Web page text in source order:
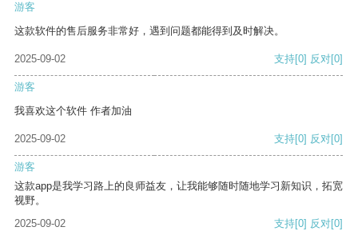
游客
这款软件的售后服务非常好，遇到问题都能得到及时解决。
2025-09-02 支持[0] 反对[0]
游客
我喜欢这个软件 作者加油
2025-09-02 支持[0] 反对[0]
游客
这款app是我学习路上的良师益友，让我能够随时随地学习新知识，拓宽
视野。
2025-09-02
支持[0] 反对[0]